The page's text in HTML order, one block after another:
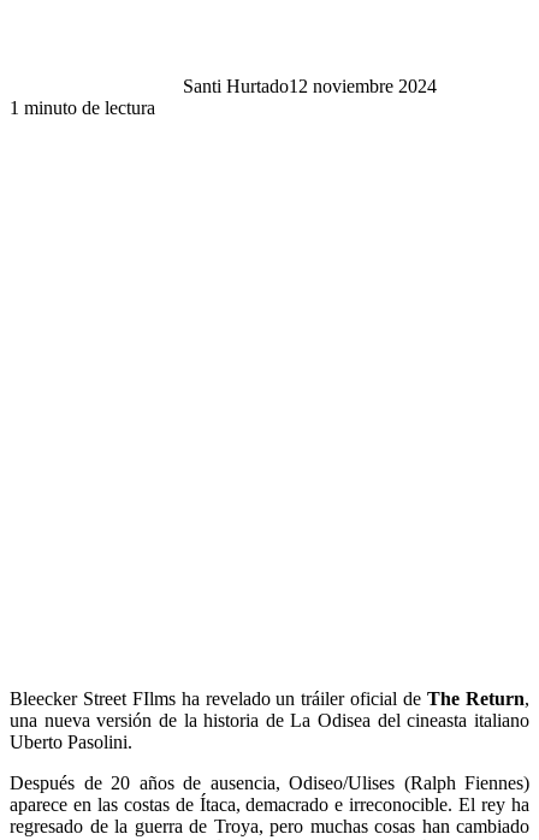
Santi Hurtado12 noviembre 2024
1 minuto de lectura
Bleecker Street FIlms ha revelado un tráiler oficial deThe Return,
una nueva versión de la historia de La Odisea del cineasta italiano
Uberto Pasolini.
Después de 20 años de ausencia, Odiseo/Ulises (Ralph Fiennes)
aparece en las costas de Ítaca, demacrado e irreconocible. El rey ha
regresado de la guerra de Troya, pero muchas cosas han cambiado